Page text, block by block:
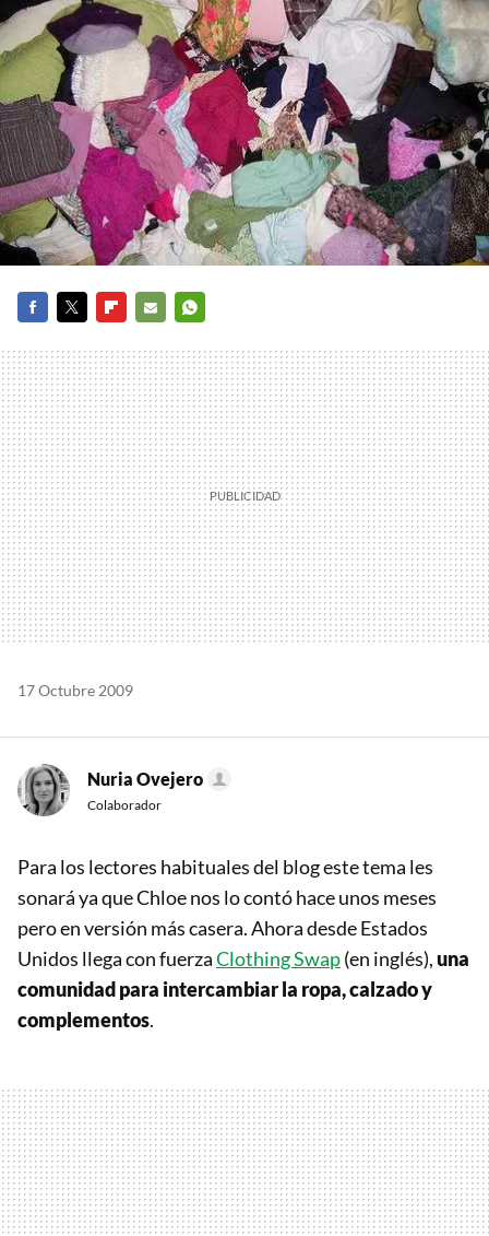
MAIL
17 Octubre 2009
Nuria Ovejero
Colaborador
Para los lectores habituales del blog este tema les
sonará ya que Chloe nos lo contó hace unos meses
pero en versión más casera. Ahora desde Estados
Unidos llega con fuerzaClothing Swap(en inglés), una
comunidad para intercambiar la ropa, calzado y
complementos.